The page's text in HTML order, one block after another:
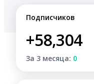
Подписчиков
+58,304
За 3 месяца: 0